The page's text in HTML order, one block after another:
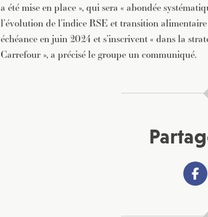
a été mise en place », qui sera « abondée
l’évolution de l’indice RSE et transition
échéance en juin 2024 et s’inscrivent « dans la
Carrefour », a précisé le groupe un communiqué.